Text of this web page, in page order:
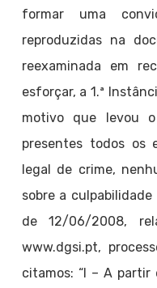
formar uma
reproduzidas na
reexaminada em
esforçar, a 1.ª
motivo que levou
presentes todos os
legal de crime,
sobre a culpabilidade
de 12/06/2008,
www.dgsi.pt,
citamos: “I – A